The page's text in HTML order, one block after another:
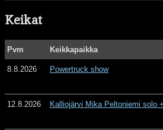
Keikat
Pvm Keikkapaikka
8.8.2026 Powertruck show
12.8.2026 Kalliojärvi Mika Peltoniemi solo